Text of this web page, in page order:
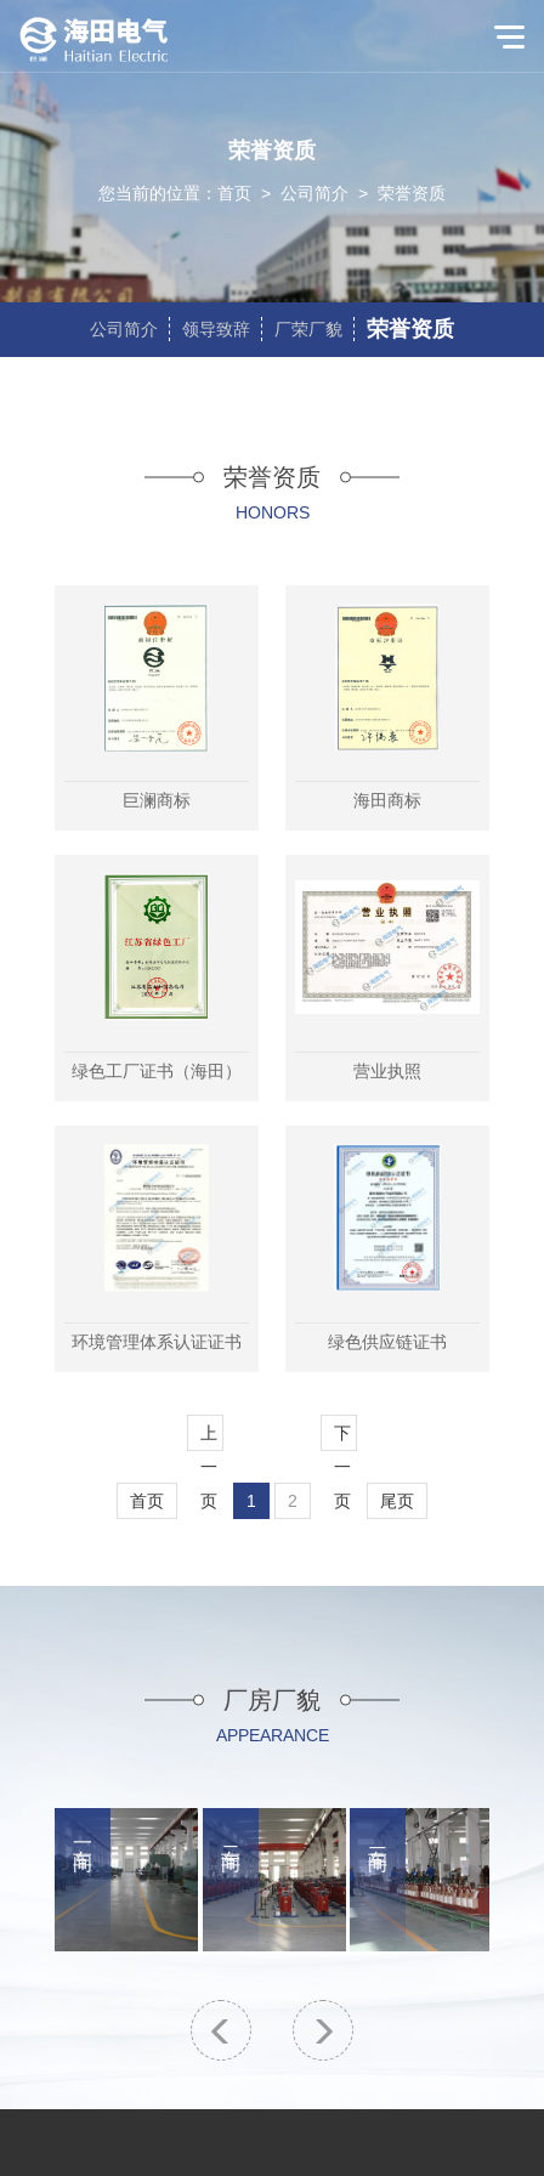
荣誉资质
您当前的位置： 首页 > 公司简介 > 荣誉资质
公司简介 领导致辞 厂荣厂貌 荣誉资质
荣誉资质
HONORS
巨澜商标 海田商标
绿色工厂证书（海田） 营业执照
环境管理体系认证证书 绿色供应链证书
首页
上
一
页
1 2
下
一
页
尾页
厂房厂貌
APPEARANCE
二车间